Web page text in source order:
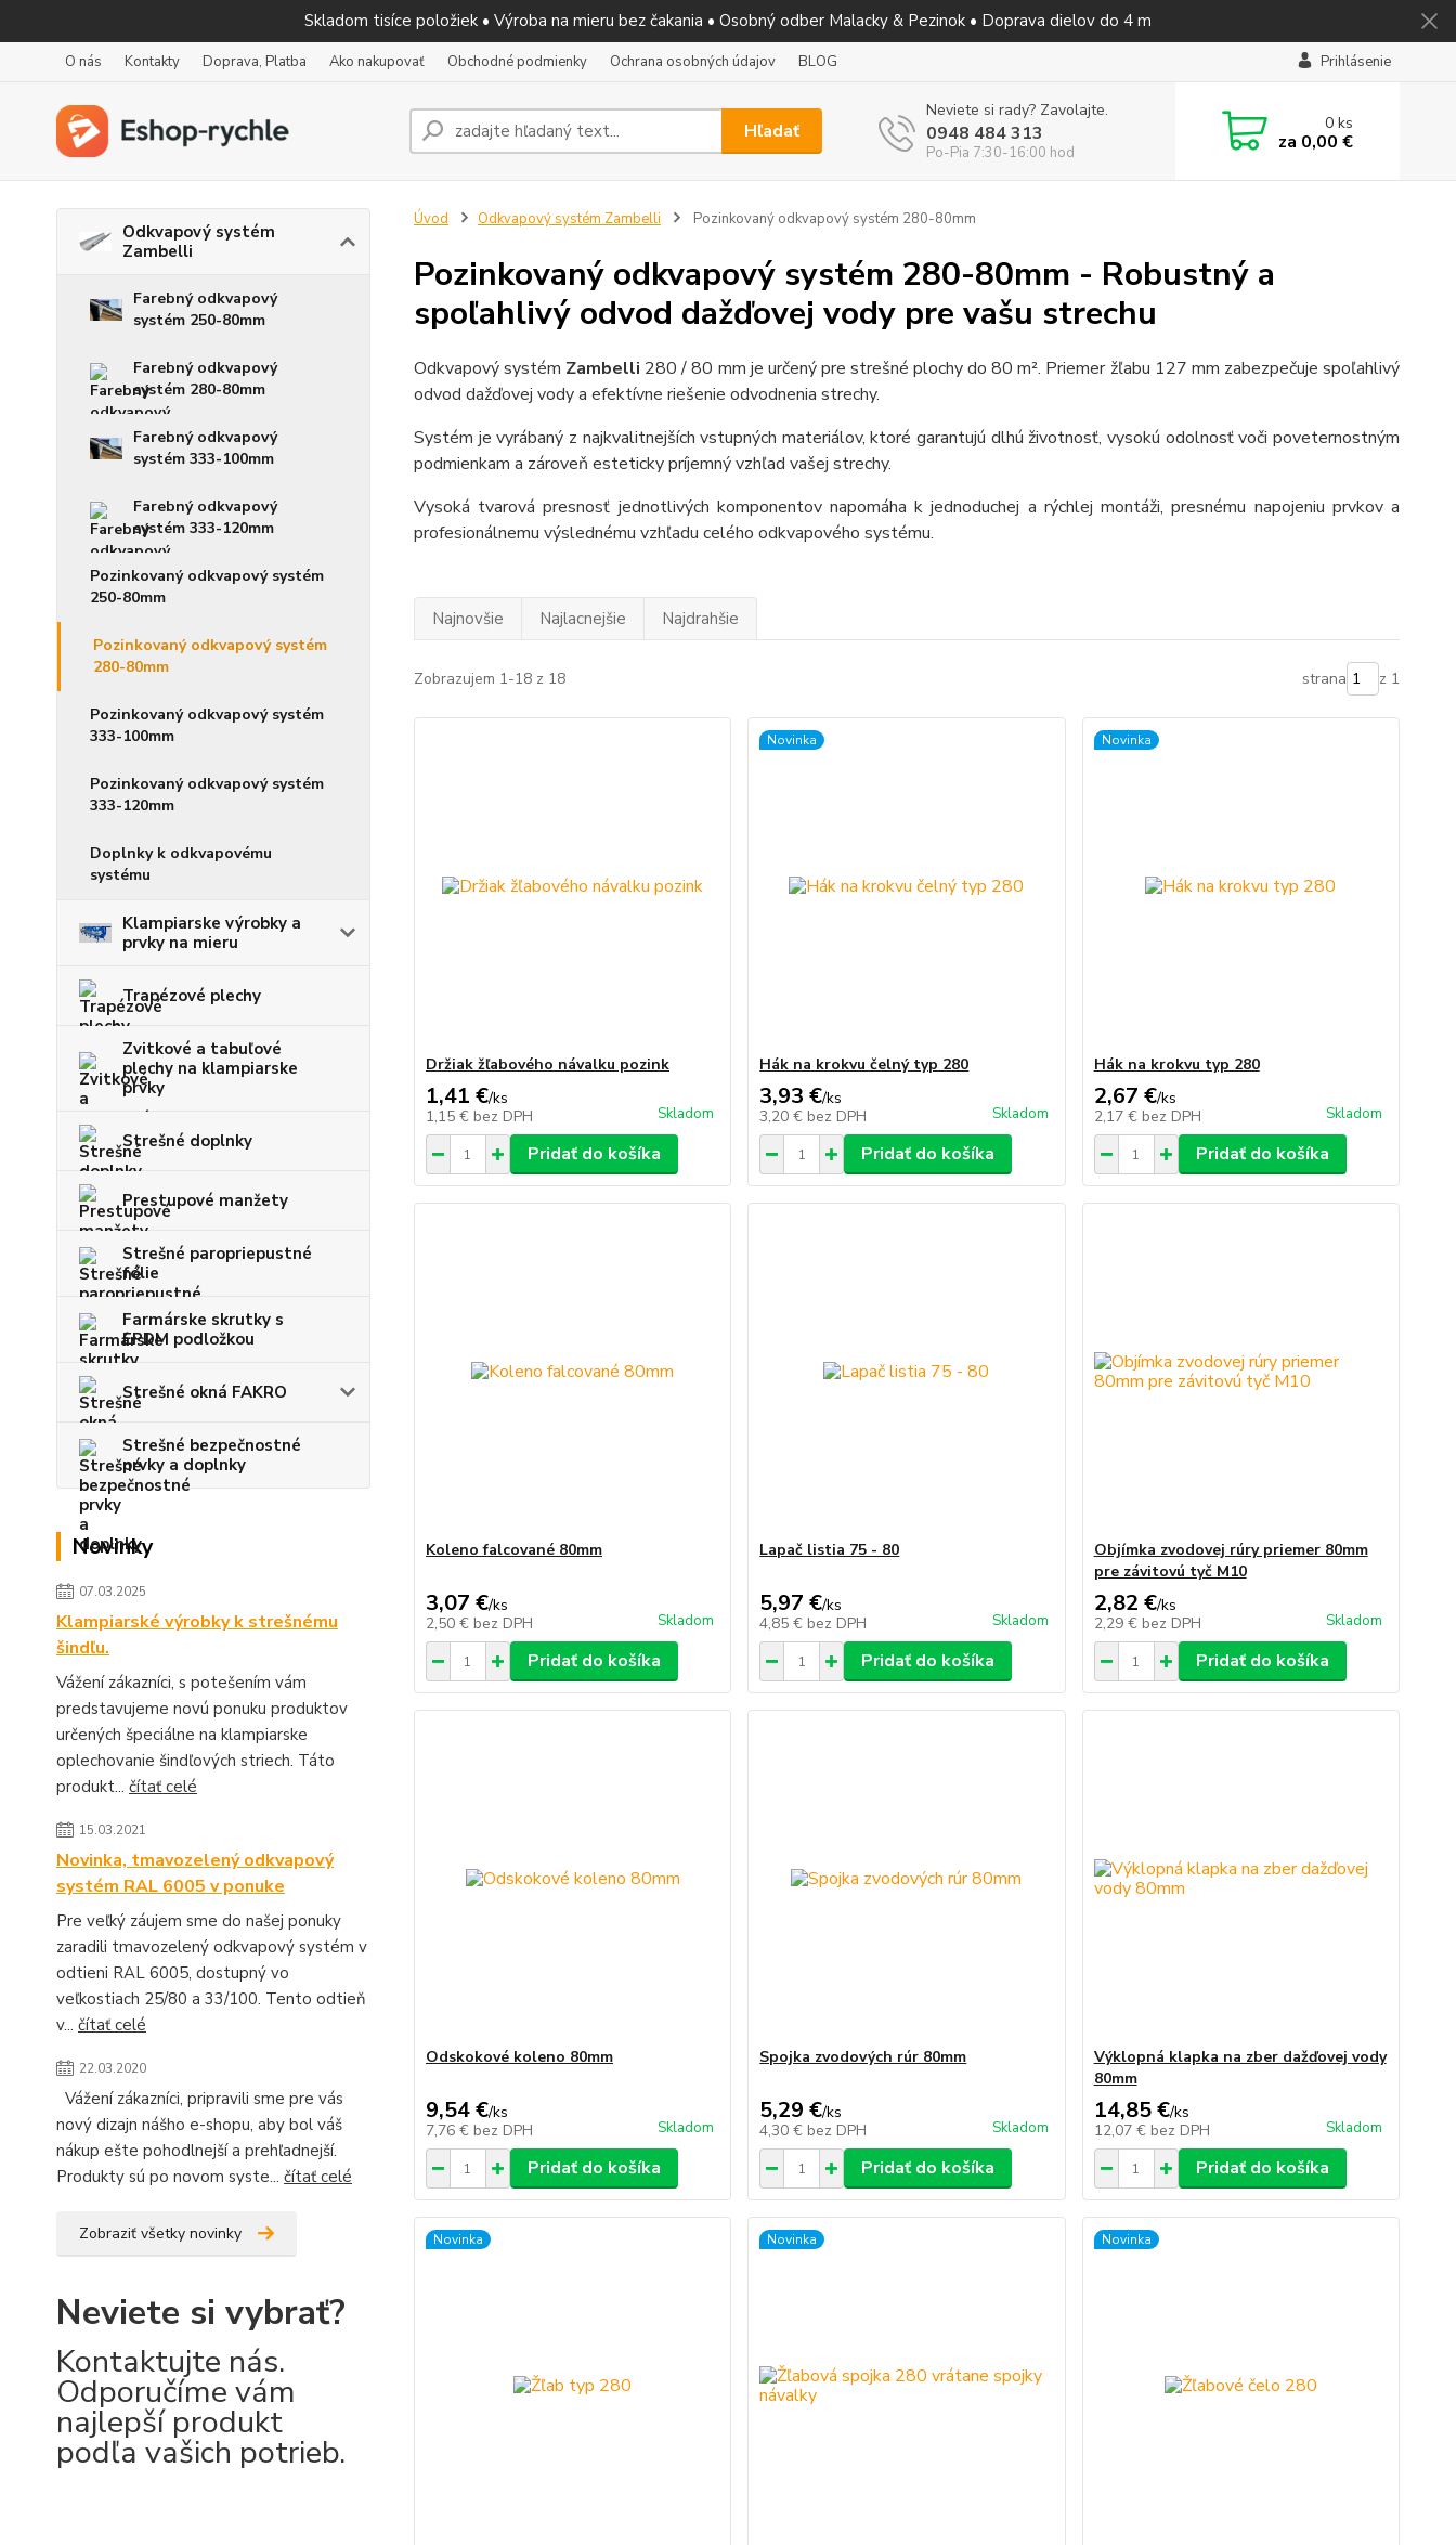
Skladom tisíce položiek • Výroba na mieru bez čakania • Osobný odber Malacky & Pezinok • Doprava dielov do 4 m
O nás Kontakty Doprava, Platba Ako nakupovať Obchodné podmienky Ochrana osobných údajov BLOG Prihlásenie
Hľadať
Neviete si rady? Zavolajte.
0948 484 313
Po-Pia 7:30-16:00 hod
0ks
za 0,00 €
Odkvapový systém
Zambelli
Farebný odkvapový
systém 250-80mm
Farebný odkvapový
systém 280-80mm
Farebný odkvapový
systém 333-100mm
Farebný odkvapový
systém 333-120mm
Pozinkovaný odkvapový systém
250-80mm
Pozinkovaný odkvapový systém
280-80mm
Pozinkovaný odkvapový systém
333-100mm
Pozinkovaný odkvapový systém
333-120mm
Doplnky k odkvapovému
systému
Klampiarske výrobky a
prvky na mieru
Trapézové plechy
Zvitkové a tabuľové
plechy na klampiarske
prvky
Strešné doplnky
Prestupové manžety
Strešné paropriepustné
fólie
Farmárske skrutky s
EPDM podložkou
Strešné okná FAKRO
Strešné bezpečnostné
prvky a doplnky
Novinky
07.03.2025
Klampiarské výrobky k strešnému
šindľu.
Vážení zákazníci, s potešením vám
predstavujeme novú ponuku produktov
určených špeciálne na klampiarske
oplechovanie šindľových striech. Táto
produkt... čítať celé
15.03.2021
Novinka, tmavozelený odkvapový
systém RAL 6005 v ponuke
Pre veľký záujem sme do našej ponuky
zaradili tmavozelený odkvapový systém v
odtieni RAL 6005, dostupný vo
veľkostiach 25/80 a 33/100. Tento odtieň
v... čítať celé
22.03.2020
Vážení zákazníci, pripravili sme pre vás
nový dizajn nášho e-shopu, aby bol váš
nákup ešte pohodlnejší a prehľadnejší.
Produkty sú po novom syste... čítať celé
Zobraziť všetky novinky
Neviete si vybrať?
Kontaktujte nás.
Odporučíme vám
najlepší produkt
podľa vašich potrieb.
Úvod Odkvapový systém Zambelli Pozinkovaný odkvapový systém 280-80mm
Pozinkovaný odkvapový systém 280-80mm - Robustný a
spoľahlivý odvod dažďovej vody pre vašu strechu
Odkvapový systém Zambelli 280 / 80 mm je určený pre strešné plochy do 80 m². Priemer žľabu 127 mm zabezpečuje spoľahlivý
odvod dažďovej vody a efektívne riešenie odvodnenia strechy.
Systém je vyrábaný z najkvalitnejších vstupných materiálov, ktoré garantujú dlhú životnosť, vysokú odolnosť voči poveternostným
podmienkam a zároveň esteticky príjemný vzhľad vašej strechy.
Vysoká tvarová presnosť jednotlivých komponentov napomáha k jednoduchej a rýchlej montáži, presnému napojeniu prvkov a
profesionálnemu výslednému vzhľadu celého odkvapového systému.
Najnovšie Najlacnejšie Najdrahšie
Zobrazujem 1-18 z 18 strana z 1
Držiak žľabového návalku pozink
1,41 €/ks
1,15 € bez DPH Skladom
Pridať do košíka
Novinka
Hák na krokvu čelný typ 280
3,93 €/ks
3,20 € bez DPH Skladom
Pridať do košíka
Novinka
Hák na krokvu typ 280
2,67 €/ks
2,17 € bez DPH Skladom
Pridať do košíka
Koleno falcované 80mm
3,07 €/ks
2,50 € bez DPH Skladom
Pridať do košíka
Lapač listia 75 - 80
5,97 €/ks
4,85 € bez DPH Skladom
Pridať do košíka
Objímka zvodovej rúry priemer 80mm
pre závitovú tyč M10
2,82 €/ks
2,29 € bez DPH Skladom
Pridať do košíka
Odskokové koleno 80mm
9,54 €/ks
7,76 € bez DPH Skladom
Pridať do košíka
Spojka zvodových rúr 80mm
5,29 €/ks
4,30 € bez DPH Skladom
Pridať do košíka
Výklopná klapka na zber dažďovej vody
80mm
14,85 €/ks
12,07 € bez DPH Skladom
Pridať do košíka
Novinka Novinka Novinka